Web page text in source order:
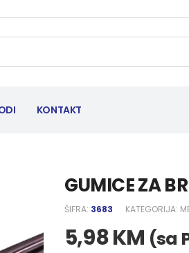
KONTAKT
GUMICE ZA
ŠIFRA: 3683 KATEGORIJA:
5,98KM (sa